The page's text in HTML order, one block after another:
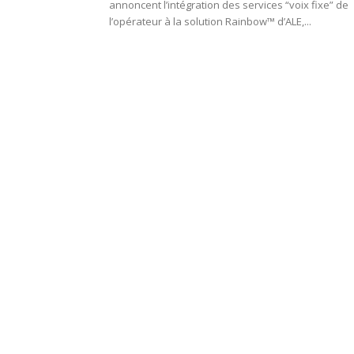
annoncent l’intégration des services “voix fixe” de
l’opérateur à la solution Rainbow™ d’ALE,...